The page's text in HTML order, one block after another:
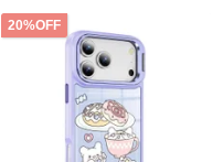
20%OFF